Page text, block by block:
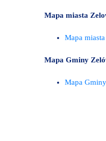
Mapa miasta
Mapa
Mapa Gminy
Mapa